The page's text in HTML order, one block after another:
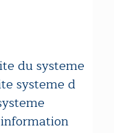
du systeme
systeme d